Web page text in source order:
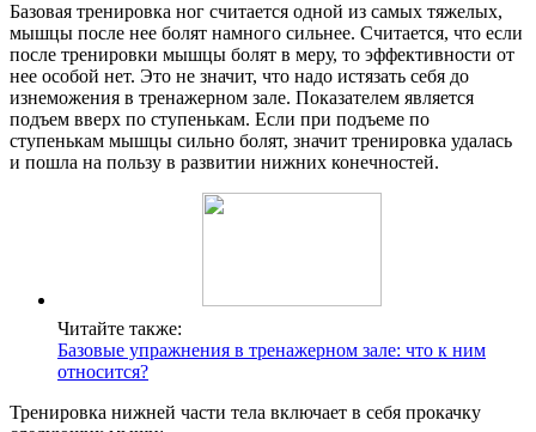
Базовая тренировка ног считается одной из самых тяжелых,
мышцы после нее болят намного сильнее. Считается, что если
после тренировки мышцы болят в меру, то эффективности от
нее особой нет. Это не значит, что надо истязать себя до
изнеможения в тренажерном зале. Показателем является
подъем вверх по ступенькам. Если при подъеме по
ступенькам мышцы сильно болят, значит тренировка удалась
и пошла на пользу в развитии нижних конечностей.
Читайте также:
Базовые упражнения в тренажерном зале: что к ним
относится?
Тренировка нижней части тела включает в себя прокачку